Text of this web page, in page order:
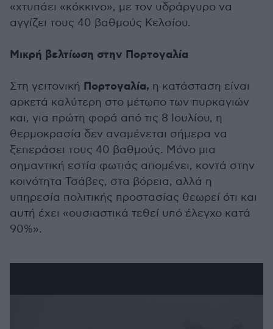
«χτυπάει «κόκκινο», με τον υδράργυρο να
αγγίζει τους 40 βαθμούς Κελσίου.
Μικρή βελτίωση στην Πορτογαλία
Στη γειτονική Πορτογαλία, η κατάσταση είναι
αρκετά καλύτερη στο μέτωπο των πυρκαγιών
και, για πρώτη φορά από τις 8 Ιουλίου, η
θερμοκρασία δεν αναμένεται σήμερα να
ξεπεράσει τους 40 βαθμούς. Μόνο μια
σημαντική εστία φωτιάς απομένει, κοντά στην
κοινότητα Τσάβες, στα βόρεια, αλλά η
υπηρεσία πολιτικής προστασίας θεωρεί ότι και
αυτή έχει «ουσιαστικά τεθεί υπό έλεγχο κατά
90%».